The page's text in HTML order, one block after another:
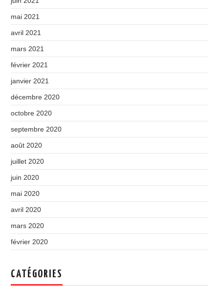
mai 2021
avril 2021
mars 2021
février 2021
janvier 2021
décembre 2020
octobre 2020
septembre 2020
août 2020
juillet 2020
juin 2020
mai 2020
avril 2020
mars 2020
février 2020
CATÉGORIES